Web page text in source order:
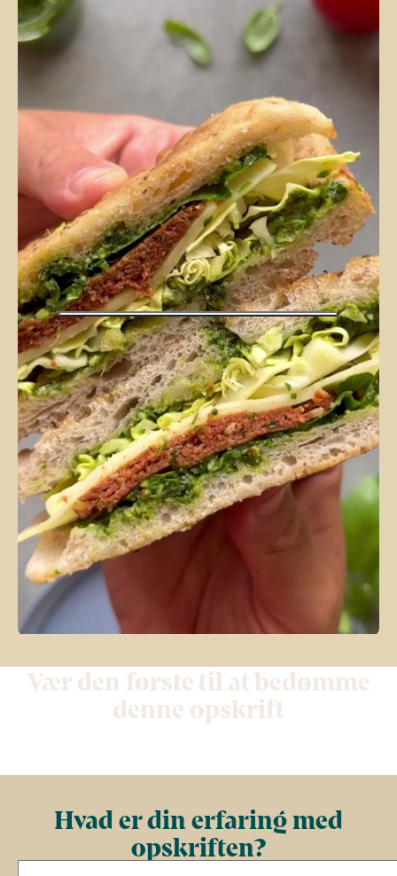
Vær den første til at bedømme
denne opskrift
Hvad er din erfaring med
opskriften?